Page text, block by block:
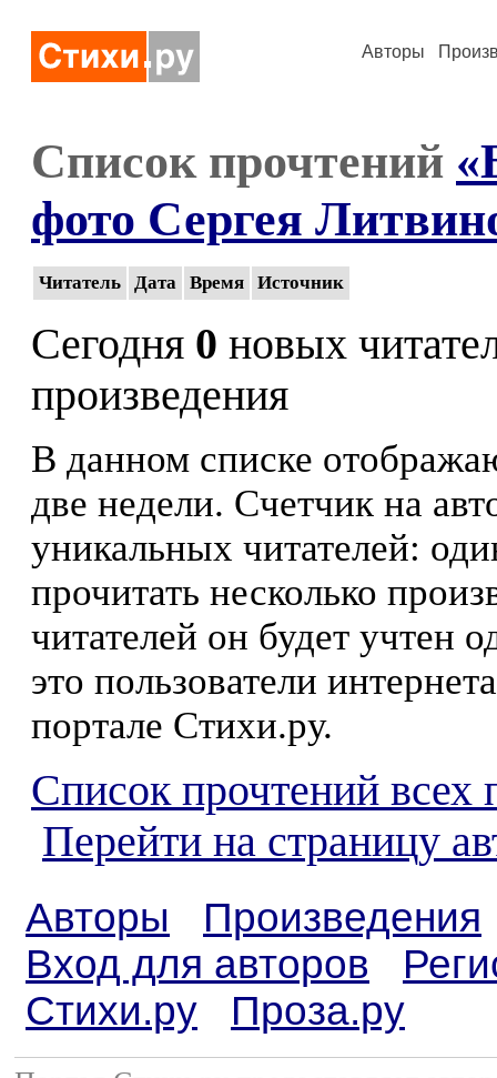
Авторы
Список прочтений
фото Сергея
Читатель Дата Время Источник
Сегодня 0 новых
произведения
В данном списке
две недели. Счетчик на
уникальных читателей:
прочитать несколько
читателей он будет учтен
это пользователи
портале Стихи.ру.
Список прочтений всех
Перейти на страницу
Авторы
Произведения
Вход для авторов
Стихи.ру
Проза.ру